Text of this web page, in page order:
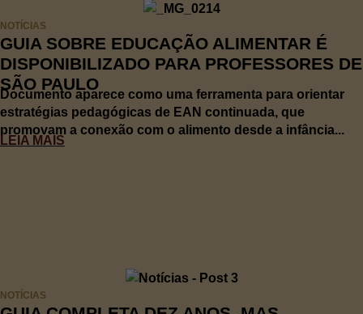
NOTÍCIAS
GUIA SOBRE EDUCAÇÃO ALIMENTAR É
DISPONIBILIZADO PARA PROFESSORES DE
SÃO PAULO
Documento aparece como uma ferramenta para orientar
estratégias pedagógicas de EAN continuada, que
promovam a conexão com o alimento desde a infância...
LEIA MAIS
NOTÍCIAS